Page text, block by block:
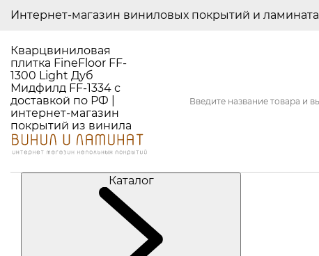
Интернет-магазин виниловых покрытий и ламината
Кварцвиниловая
плитка FineFloor FF-
1300 Light Дуб
Мидфилд FF-1334 с
доставкой по РФ |
интернет-магазин
покрытий из винила
Каталог